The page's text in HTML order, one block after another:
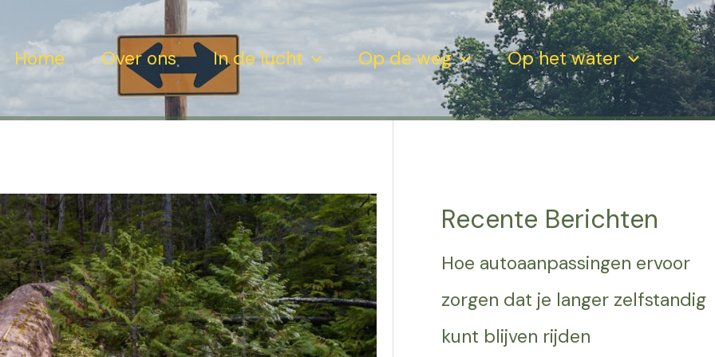
Home Over ons In de lucht Op de weg Op het water
Recente Berichten
Hoe autoaanpassingen ervoor
zorgen dat je langer zelfstandig
kunt blijven rijden